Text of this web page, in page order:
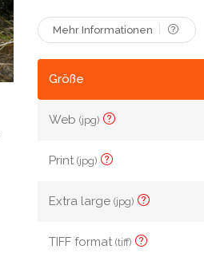
Mehr Informationen
Größe
Web(jpg)
Print(jpg)
Extra large(jpg)
TIFF format(tiff)